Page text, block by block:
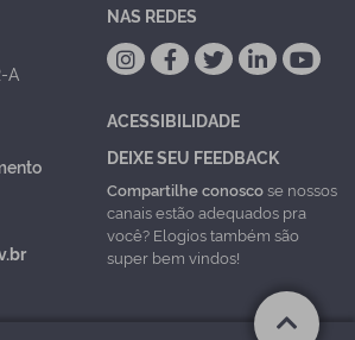
A
NAS REDES
ACESSIBILIDADE
DEIXE SEU FEEDBACK
Compartilhe conoscose nossos
canais estão adequados pra
você? Elogios também são
super bem vindos!